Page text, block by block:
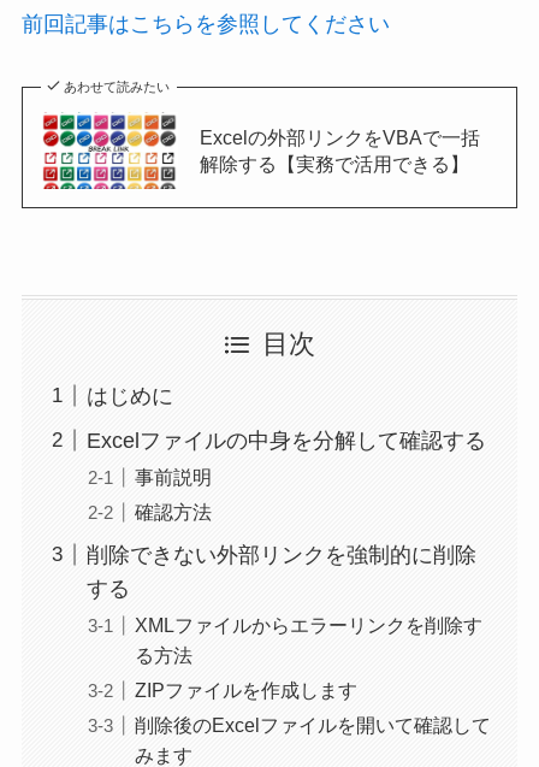
前回記事はこちらを参照してください
あわせて読みたい
Excelの外部リンクをVBAで一括
解除する【実務で活用できる】
目次
はじめに
Excelファイルの中身を分解して確認する
事前説明
確認方法
削除できない外部リンクを強制的に削除
する
XMLファイルからエラーリンクを削除す
る方法
ZIPファイルを作成します
削除後のExcelファイルを開いて確認して
みます